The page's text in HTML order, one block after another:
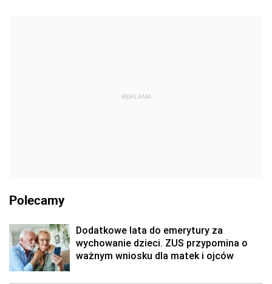
REKLAMA
Polecamy
Dodatkowe lata do emerytury za
wychowanie dzieci. ZUS przypomina o
ważnym wniosku dla matek i ojców